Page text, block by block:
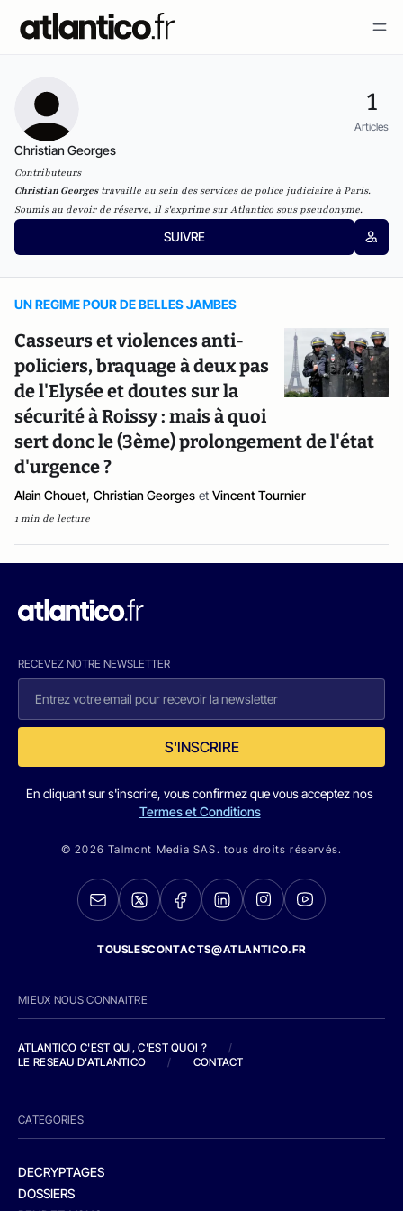
1
Articles
Christian Georges
Contributeurs
Christian Georgestravaille au sein des services de police judiciaire à Paris.
Soumis au devoir de réserve, il s'exprime sur Atlantico sous pseudonyme.
SUIVRE
UN REGIME POUR DE BELLES JAMBES
Casseurs et violences anti-
policiers, braquage à deux pas
de l'Elysée et doutes sur la
sécurité à Roissy : mais à quoi
sert donc le (3ème) prolongement de l'état
d'urgence ?
Alain Chouet, Christian Georges et Vincent Tournier
1 min de lecture
RECEVEZ NOTRE NEWSLETTER
S'INSCRIRE
En cliquant sur s'inscrire, vous confirmez que vous acceptez nos
Termes et Conditions
© 2026 Talmont Media SAS. tous droits réservés.
TOUSLESCONTACTS@ATLANTICO.FR
MIEUX NOUS CONNAITRE
ATLANTICO C'EST QUI, C'EST QUOI ?
/
LE RESEAU D'ATLANTICO
/ CONTACT
CATEGORIES
DECRYPTAGES
DOSSIERS